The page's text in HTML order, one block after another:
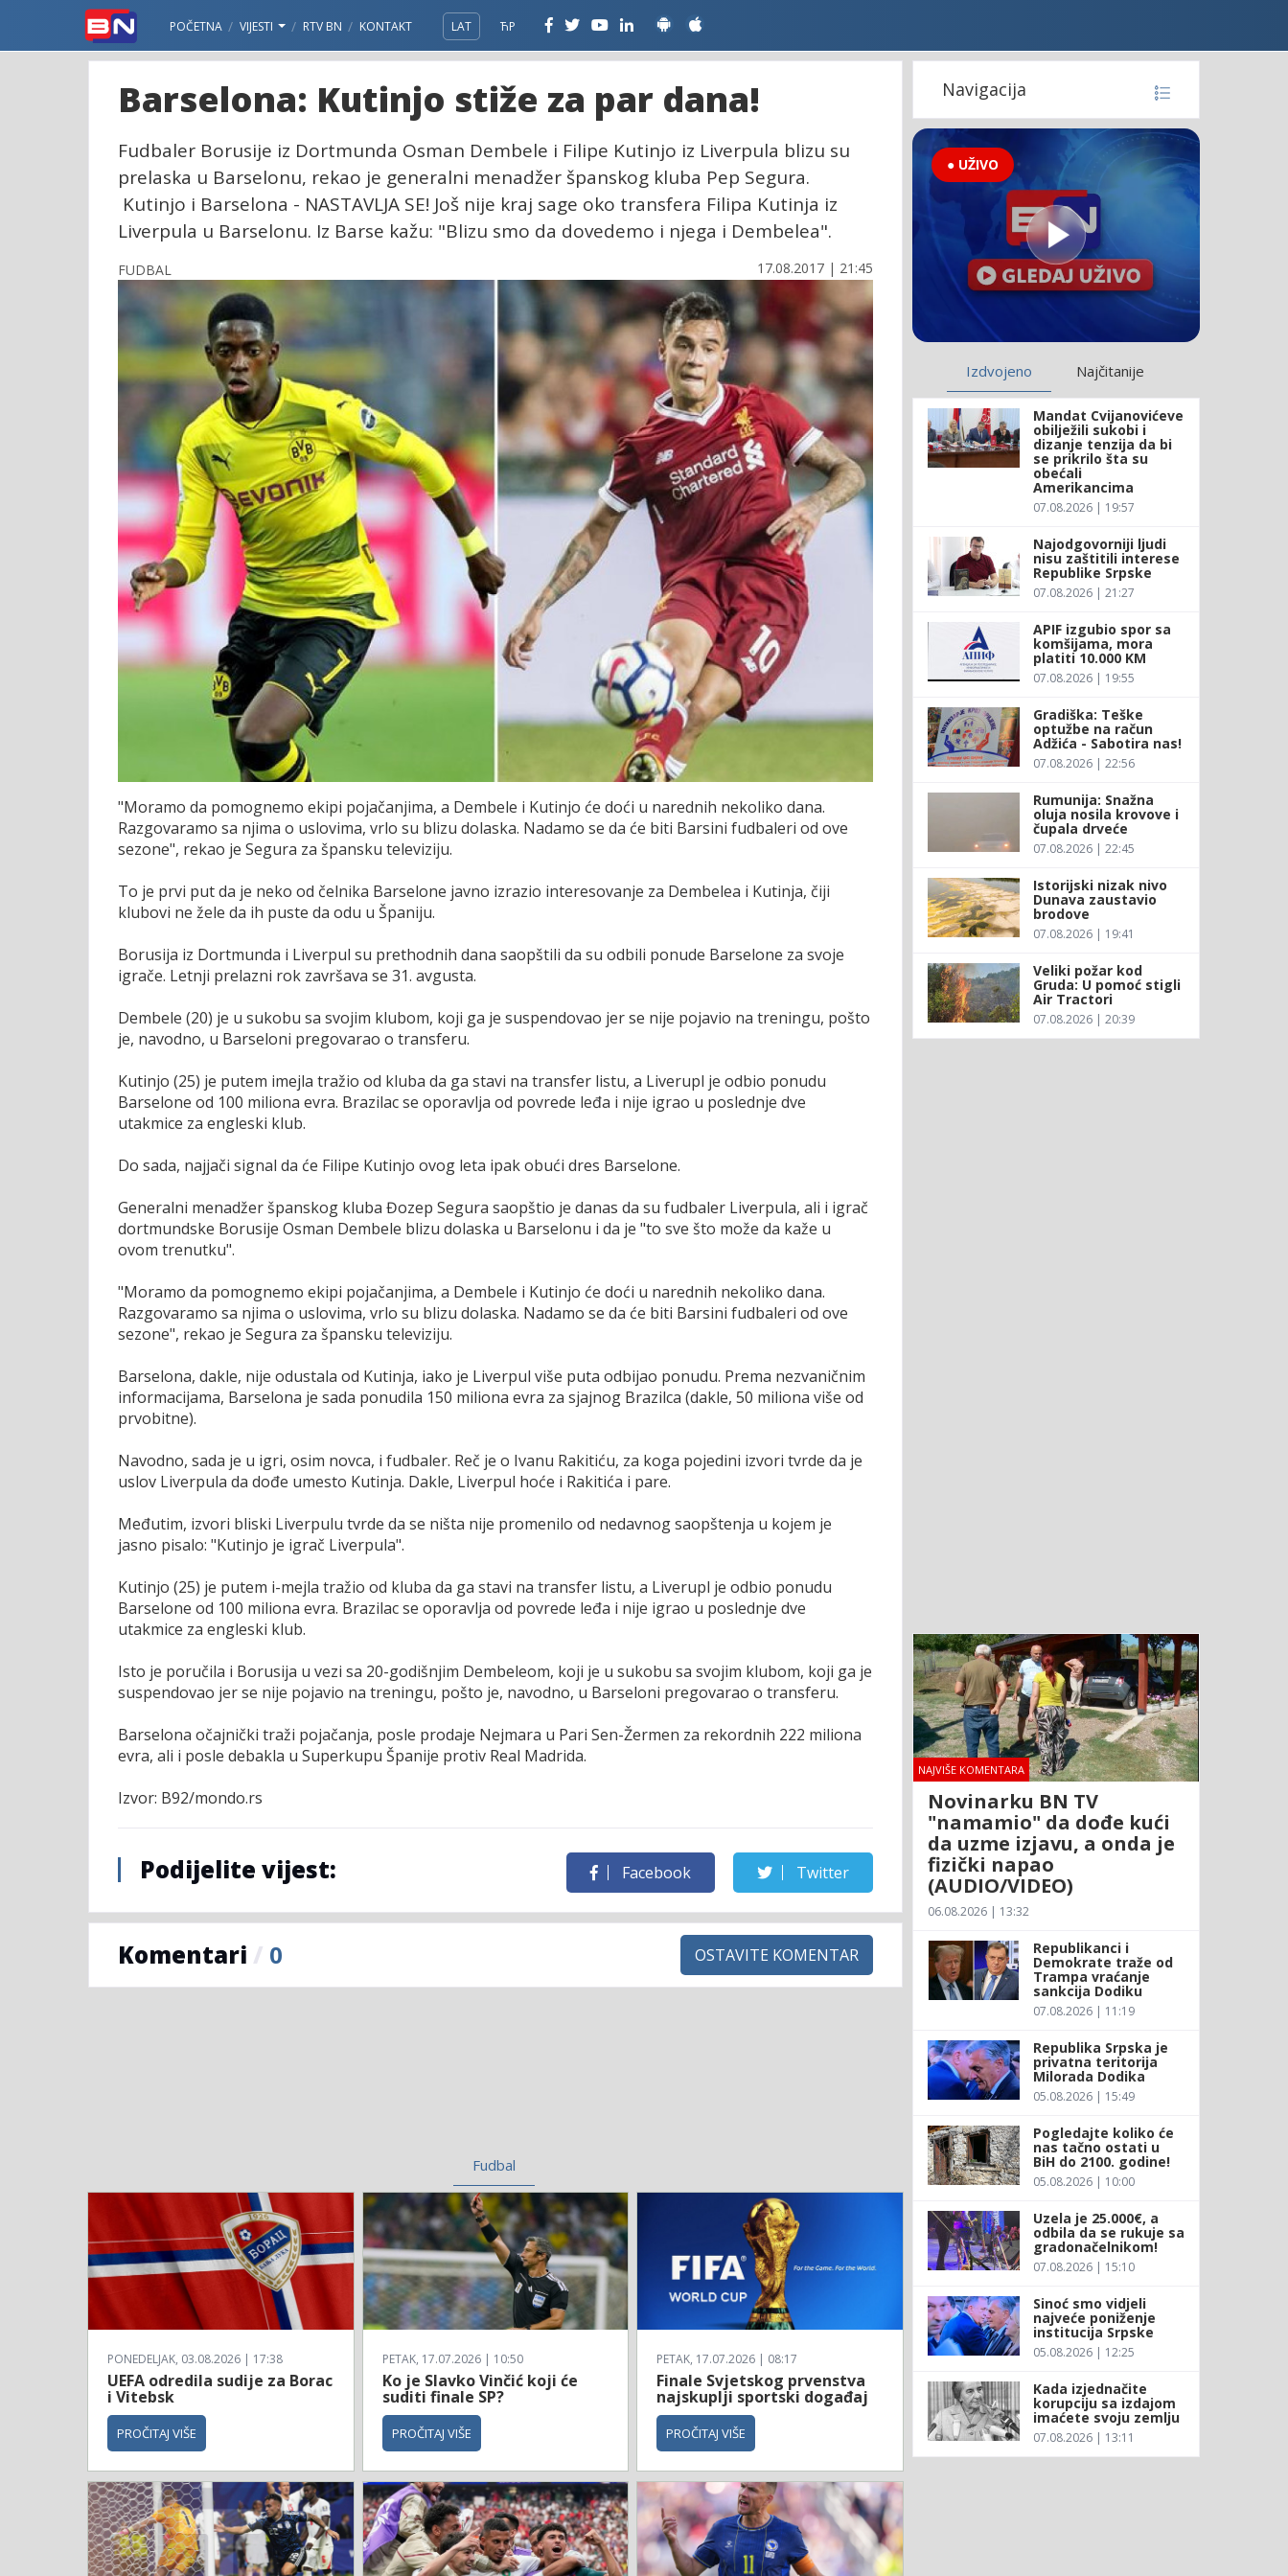
POČETNA VIJESTI RTV BN KONTAKT LAT ЋР
Barselona: Kutinjo stiže za par dana!
Fudbaler Borusije iz Dortmunda Osman Dembele i Filipe Kutinjo iz Liverpula blizu su
prelaska u Barselonu, rekao je generalni menadžer španskog kluba Pep Segura.
Kutinjo i Barselona - NASTAVLJA SE! Još nije kraj sage oko transfera Filipa Kutinja iz
Liverpula u Barselonu. Iz Barse kažu: "Blizu smo da dovedemo i njega i Dembelea".
FUDBAL 17.08.2017 | 21:45
"Moramo da pomognemo ekipi pojačanjima, a Dembele i Kutinjo će doći u narednih nekoliko dana.
Razgovaramo sa njima o uslovima, vrlo su blizu dolaska. Nadamo se da će biti Barsini fudbaleri od ove
sezone", rekao je Segura za špansku televiziju.
To je prvi put da je neko od čelnika Barselone javno izrazio interesovanje za Dembelea i Kutinja, čiji
klubovi ne žele da ih puste da odu u Španiju.
Borusija iz Dortmunda i Liverpul su prethodnih dana saopštili da su odbili ponude Barselone za svoje
igrače. Letnji prelazni rok završava se 31. avgusta.
Dembele (20) je u sukobu sa svojim klubom, koji ga je suspendovao jer se nije pojavio na treningu, pošto
je, navodno, u Barseloni pregovarao o transferu.
Kutinjo (25) je putem imejla tražio od kluba da ga stavi na transfer listu, a Liverupl je odbio ponudu
Barselone od 100 miliona evra. Brazilac se oporavlja od povrede leđa i nije igrao u poslednje dve
utakmice za engleski klub.
Do sada, najjači signal da će Filipe Kutinjo ovog leta ipak obući dres Barselone.
Generalni menadžer španskog kluba Đozep Segura saopštio je danas da su fudbaler Liverpula, ali i igrač
dortmundske Borusije Osman Dembele blizu dolaska u Barselonu i da je "to sve što može da kaže u
ovom trenutku".
"Moramo da pomognemo ekipi pojačanjima, a Dembele i Kutinjo će doći u narednih nekoliko dana.
Razgovaramo sa njima o uslovima, vrlo su blizu dolaska. Nadamo se da će biti Barsini fudbaleri od ove
sezone", rekao je Segura za špansku televiziju.
Barselona, dakle, nije odustala od Kutinja, iako je Liverpul više puta odbijao ponudu. Prema nezvaničnim
informacijama, Barselona je sada ponudila 150 miliona evra za sjajnog Brazilca (dakle, 50 miliona više od
prvobitne).
Navodno, sada je u igri, osim novca, i fudbaler. Reč je o Ivanu Rakitiću, za koga pojedini izvori tvrde da je
uslov Liverpula da dođe umesto Kutinja. Dakle, Liverpul hoće i Rakitića i pare.
Međutim, izvori bliski Liverpulu tvrde da se ništa nije promenilo od nedavnog saopštenja u kojem je
jasno pisalo: "Kutinjo je igrač Liverpula".
Kutinjo (25) je putem i-mejla tražio od kluba da ga stavi na transfer listu, a Liverupl je odbio ponudu
Barselone od 100 miliona evra. Brazilac se oporavlja od povrede leđa i nije igrao u poslednje dve
utakmice za engleski klub.
Isto je poručila i Borusija u vezi sa 20-godišnjim Dembeleom, koji je u sukobu sa svojim klubom, koji ga je
suspendovao jer se nije pojavio na treningu, pošto je, navodno, u Barseloni pregovarao o transferu.
Barselona očajnički traži pojačanja, posle prodaje Nejmara u Pari Sen-Žermen za rekordnih 222 miliona
evra, ali i posle debakla u Superkupu Španije protiv Real Madrida.
Izvor: B92/mondo.rs
Podijelite vijest: Facebook Twitter
Komentari / 0 OSTAVITE KOMENTAR
Fudbal
PONEDELJAK, 03.08.2026 | 17:38
UEFA odredila sudije za Borac
i Vitebsk
PROČITAJ VIŠE
PETAK, 17.07.2026 | 10:50
Ko je Slavko Vinčić koji će
suditi finale SP?
PROČITAJ VIŠE
PETAK, 17.07.2026 | 08:17
Finale Svjetskog prvenstva
najskuplji sportski događaj
PROČITAJ VIŠE
Navigacija
● UŽIVO
Izdvojeno Najčitanije
Mandat Cvijanovićeve
obilježili sukobi i
dizanje tenzija da bi
se prikrilo šta su
obećali
Amerikancima
07.08.2026 | 19:57
Najodgovorniji ljudi
nisu zaštitili interese
Republike Srpske
07.08.2026 | 21:27
APIF izgubio spor sa
komšijama, mora
platiti 10.000 KM
07.08.2026 | 19:55
Gradiška: Teške
optužbe na račun
Adžića - Sabotira nas!
07.08.2026 | 22:56
Rumunija: Snažna
oluja nosila krovove i
čupala drveće
07.08.2026 | 22:45
Istorijski nizak nivo
Dunava zaustavio
brodove
07.08.2026 | 19:41
Veliki požar kod
Gruda: U pomoć stigli
Air Tractori
07.08.2026 | 20:39
NAJVIŠE KOMENTARA
Novinarku BN TV
"namamio" da dođe kući
da uzme izjavu, a onda je
fizički napao
(AUDIO/VIDEO)
06.08.2026 | 13:32
Republikanci i
Demokrate traže od
Trampa vraćanje
sankcija Dodiku
07.08.2026 | 11:19
Republika Srpska je
privatna teritorija
Milorada Dodika
05.08.2026 | 15:49
Pogledajte koliko će
nas tačno ostati u
BiH do 2100. godine!
05.08.2026 | 10:00
Uzela je 25.000€, a
odbila da se rukuje sa
gradonačelnikom!
07.08.2026 | 15:10
Sinoć smo vidjeli
najveće poniženje
institucija Srpske
05.08.2026 | 12:25
Kada izjednačite
korupciju sa izdajom
imaćete svoju zemlju
07.08.2026 | 13:11